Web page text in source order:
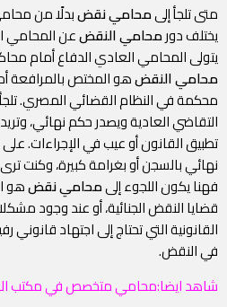
متى تلجأ إلىمحامي نقضبدلًا من
يختلف دورمحامي النقضعن المحامي
يتولى المحامي العادي الدفاع أمام
محامي النقضهو المختص
محكمة في النظام القضائي المصري.
التقاضي العادية ويصدر حكم نهائي،
تطبيق القانون أو عيب في الإجراءات.
نهائي بالسجن أو بغرامة كبيرة، وكنت
فهنا يكون اللجوء إلىمحامي نقضهو
قضايا النقض الجنائية، أو عند وجود
القانونية التي تحتاج إلى اجتهاد
في النقض.
شاهد ايضا:محامي متخصص في مكتب